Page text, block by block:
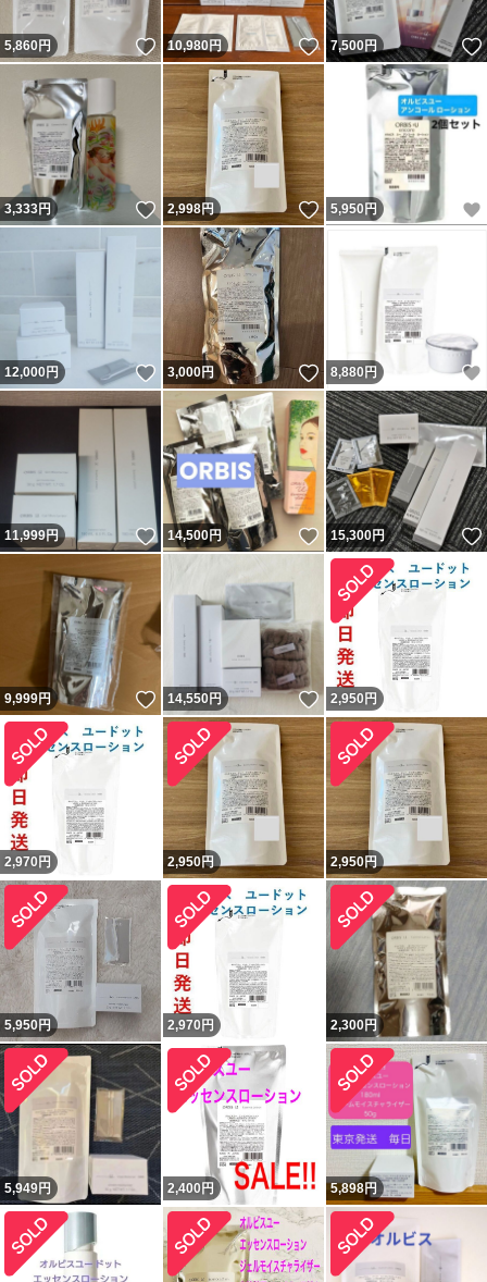
5,860円 いいね！
10,980円 いいね！
7,500円
3,333円 いいね！
2,998円 いいね！
5,950 円
12,000円 いいね！
3,000円 いいね！
8,880 円
11,999円 いいね！
14,500円 いいね！
15,300円
9,999円 いいね！
14,550円 いいね！
2,950 円
2,970 円 2,950円 2,950円
5,950円 2,970 円 2,300円
5,949円 2,400 円 5,898円